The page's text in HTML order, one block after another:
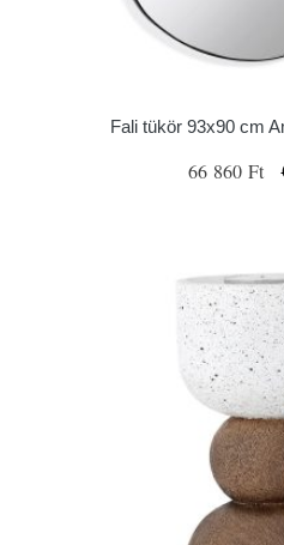
Fali tükör 93x90 cm
66 860 Ft